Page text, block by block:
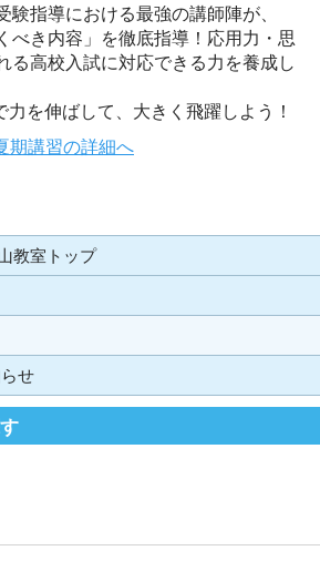
験指導における最強の講師陣が、
べき内容」を徹底指導！応用力・思
る高校入試に対応できる力を養成し
力を伸ばして、大きく飛躍しよう！
期講習の詳細へ
教室トップ
せ